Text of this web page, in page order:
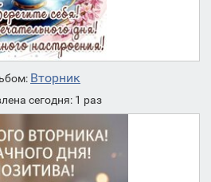
Вторник
сегодня: 1 раз